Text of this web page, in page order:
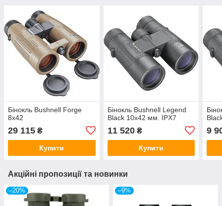
Бінокль Bushnell Forge
8x42
29 115 ₴
Купити
Бінокль Bushnell Legend
Black 10x42 мм. IPX7
11 520₴
Купити
9
Акційні пропозиції та новинки
–20% –9%